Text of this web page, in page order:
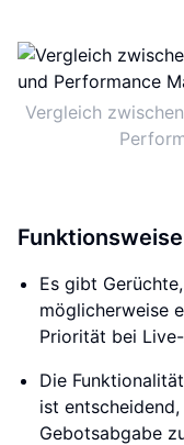
Vergleich
Es gibt
möglicherweise
Priorität bei
Die
ist
Gebotsabgabe